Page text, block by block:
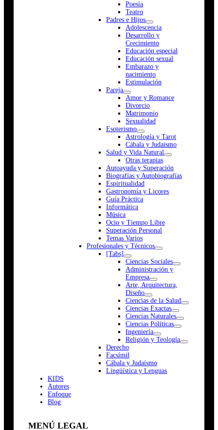
Poesía
Teatro
Padres e Hijos
Adolescencia
Desarrollo y
Crecimiento
Educación especial
Educación sexual
Embarazo y
nacimiento
Estimulación
Pareja
Amor y Romance
Divorcio
Matrimonio
Sexualidad
Esoterismo
Astrología y Tarot
Cábala y Judaismo
Salud y Vida Natural
Otras terapias
Autoayuda y Superación
Biografías y Autobiografías
Espiritualidad
Gastronomía y Licores
Guía Práctica
Informática
Música
Ocio y Tiempo Libre
Superación Personal
Temas Varios
Profesionales y Técnicos
[Tabs]
Ciencias Sociales
Administración y
Empresa
Arte, Arquitectura,
Diseño
Ciencias de la Salud
Ciencias Exactas
Ciencias Naturales
Ciencias Políticas
Ingeniería
Religión y Teología
Derecho
Facsímil
Cábala y Judaísmo
Lingüística y Lenguas
KIDS
Autores
Enfoque
Blog
MENÚ LEGAL